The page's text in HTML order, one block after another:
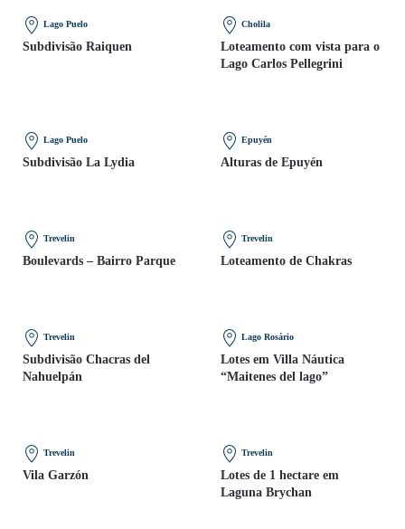
Lago Puelo
Subdivisão Raiquen
Cholila
Loteamento com vista para o
Lago Carlos Pellegrini
Lago Puelo
Subdivisão La Lydia
Epuyén
Alturas de Epuyén
Trevelin
Boulevards – Bairro Parque
Trevelin
Loteamento de Chakras
Trevelin
Subdivisão Chacras del
Nahuelpán
Lago Rosário
Lotes em Villa Náutica
“Maitenes del lago”
Trevelin
Vila Garzón
Trevelin
Lotes de 1 hectare em
Laguna Brychan